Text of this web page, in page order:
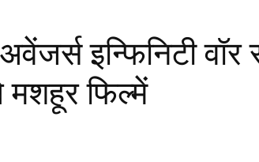
इन्फिनिटी वॉर
मशहूर फिल्में